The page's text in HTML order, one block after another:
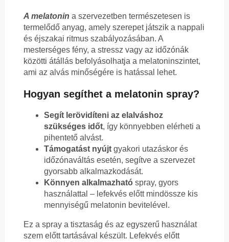
A melatonin a szervezetben természetesen is
termelődő anyag, amely szerepet játszik a nappali
és éjszakai ritmus szabályozásában. A
mesterséges fény, a stressz vagy az időzónák
közötti átállás befolyásolhatja a melatoninszintet,
ami az alvás minőségére is hatással lehet.
Hogyan segíthet a melatonin spray?
Segít lerövidíteni az elalváshoz
szükséges időt, így könnyebben elérheti a
pihentető alvást.
Támogatást nyújt gyakori utazáskor és
időzónaváltás esetén, segítve a szervezet
gyorsabb alkalmazkodását.
Könnyen alkalmazható spray, gyors
használattal – lefekvés előtt mindössze kis
mennyiségű melatonin bevitelével.
Ez a spray a tisztaság és az egyszerű használat
szem előtt tartásával készült. Lefekvés előtt